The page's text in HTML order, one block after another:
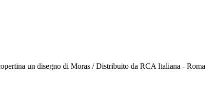
un disegno di Moras / Distribuito da RCA Italiana - Roma